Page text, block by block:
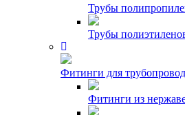
Трубы
Трубы
Фитинги для
Фитинги из